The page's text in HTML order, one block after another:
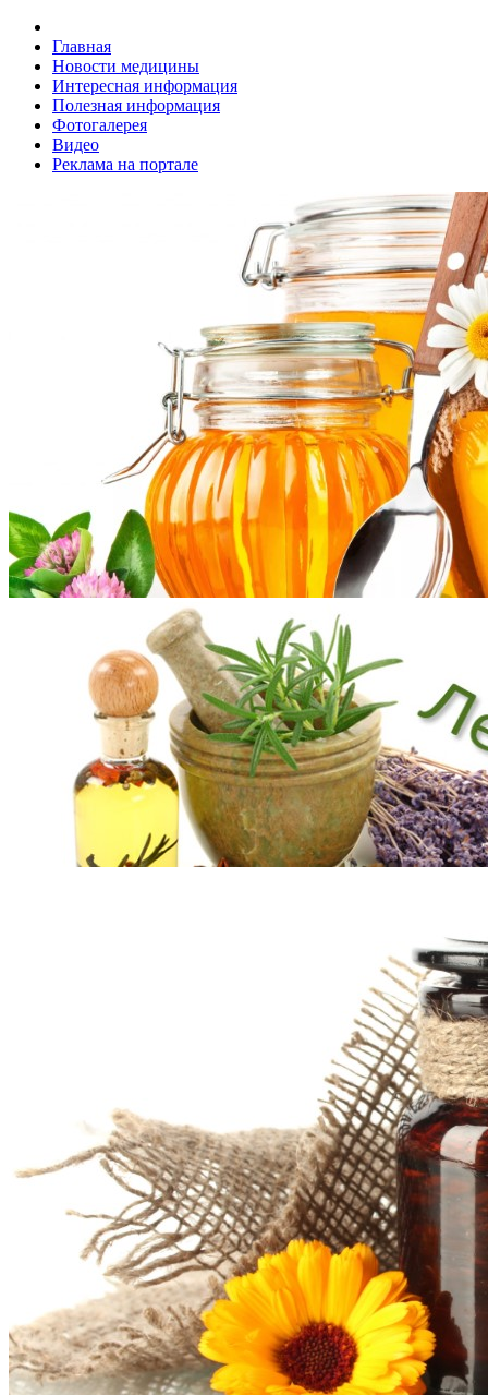
Главная
Новости медицины
Интересная информация
Полезная информация
Фотогалерея
Видео
Реклама на портале